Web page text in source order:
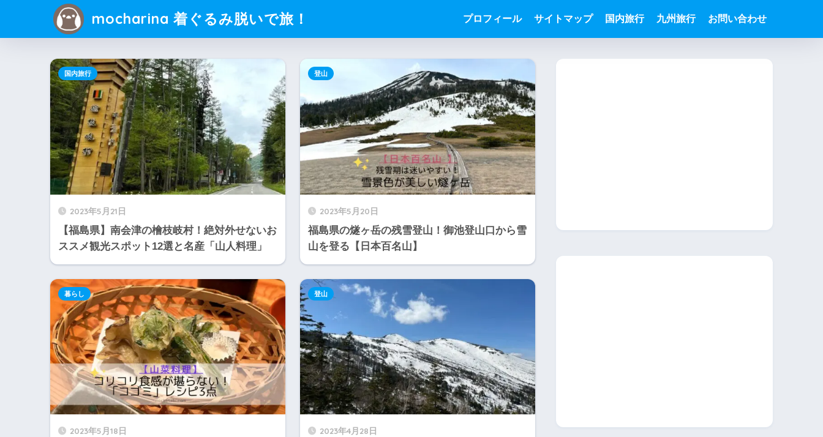
mocharina 着ぐるみ脱いで旅！ プロフィール サイトマップ 国内旅行 九州旅行 お問い合わせ
2023年5月21日
【福島県】南会津の檜枝岐村！絶対外せないお
ススメ観光スポット12選と名産「山人料理」
国内旅行
2023年5月20日
福島県の燧ヶ岳の残雪登山！御池登山口から雪
山を登る【日本百名山】
登山
2023年5月18日
暮らし
2023年4月28日
登山